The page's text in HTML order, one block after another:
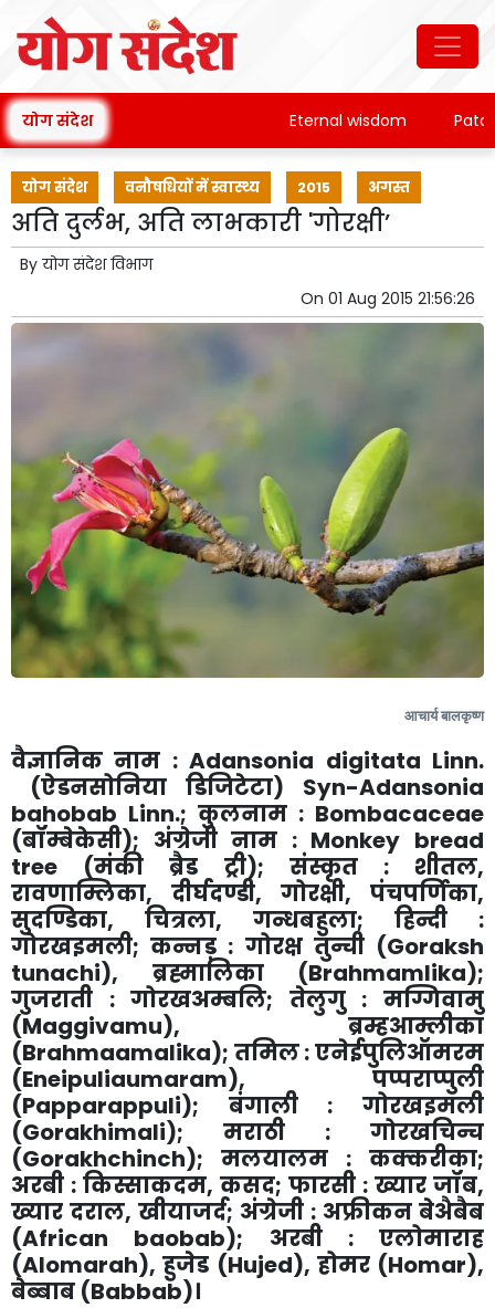
योग संदेश Eternal wisdom
योग संदेश वनौषधियों में स्वास्थ्य 2015 अगस्त
अति दुर्लभ, अति लाभकारी 'गोरक्षी’
By योग संदेश विभाग
On 01 Aug 2015 21:56:26
आचार्य बालकृष्ण
वैज्ञानिक नाम :Adansonia digitata Linn.
(ऐडनसोनिया डिजिटेटा) Syn-Adansonia
bahobab Linn.; कुलनाम : Bombacaceae
(बॉम्बेकेसी); अंग्रेजी नाम : Monkey bread
tree (मंकी ब्रैड ट्री); संस्कृत : शीतल,
रावणाम्लिका, दीर्घदण्डी, गोरक्षी, पंचपर्णिका,
सुदण्डिका, चित्रला, गन्धबहुला; हिन्दी :
गोरखइमली;कन्नड़ : गोरक्ष तुन्ची (Goraksh
tunachi), ब्रह्मालिका (Brahmamlika);
गुजराती : गोरखअम्बलि; तेलुगु : मग्गिवामु
(Maggivamu), ब्रम्हआम्लीका
(Brahmaamalika); तमिल : एनेईपुलिऑमरम
(Eneipuliaumaram), पप्पराप्पुली
(Papparappuli); बंगाली : गोरखइमली
(Gorakhimali); मराठी : गोरखचिन्च
(Gorakhchinch); मलयालम : कक्करीका;
अरबी : किस्साकदम, कसद; फारसी : ख्यार जॉब,
ख्यार दराल, खीयाजर्द; अंग्रेजी : अफ्रीकन बेअैबैब
(African baobab); अरबी : एलोमाराह
(Alomarah),हुजेड (Hujed), होमर (Homar),
बेब्बाब (Babbab)।